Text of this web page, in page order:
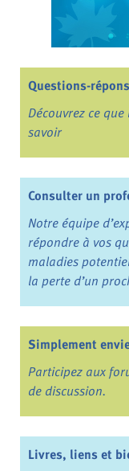
Questions-
Découvrez ce
savoir
Consulter un
Notre équipe
répondre à vos
maladies
la perte d’un
Simplement
Participez aux
de discussion.
Livres, liens et